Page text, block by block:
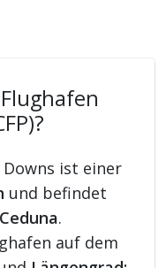
ist einer
und befindet
Ceduna.
auf dem